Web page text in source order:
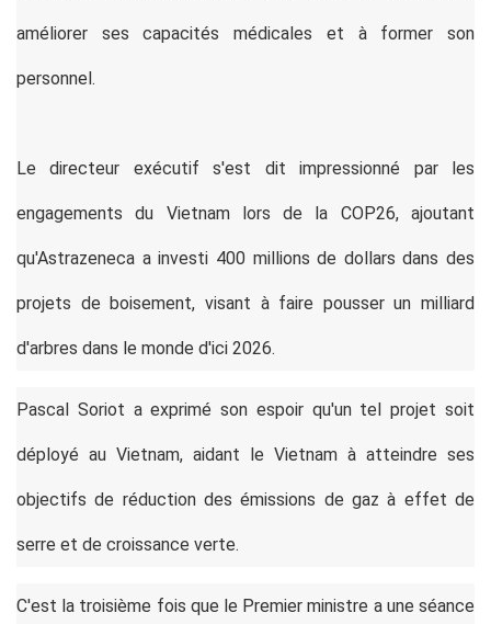
améliorer ses capacités médicales et à former son
personnel.
Le directeur exécutif s'est dit impressionné par les
engagements du Vietnam lors de la COP26, ajoutant
qu'Astrazeneca a investi 400 millions de dollars dans des
projets de boisement, visant à faire pousser un milliard
d'arbres dans le monde d'ici 2026.
Pascal Soriot a exprimé son espoir qu'un tel projet soit
déployé au Vietnam, aidant le Vietnam à atteindre ses
objectifs de réduction des émissions de gaz à effet de
serre et de croissance verte.
C'est la troisième fois que le Premier ministre a une séance